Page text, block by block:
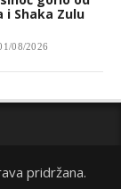
i Shaka Zulu
08/2026
pridržana.